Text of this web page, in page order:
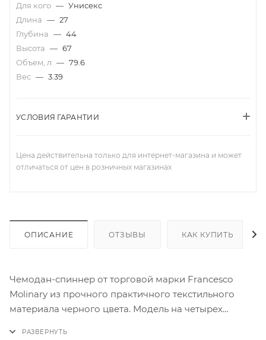
Для кого — Унисекс
Длина — 27
Глубина — 44
Высота — 67
Объем, л — 79.6
Вес — 3.39
УСЛОВИЯ ГАРАНТИИ
Цена действительна только для интернет-магазина и может
отличаться от цен в розничных магазинах
ОПИСАНИЕ ОТЗЫВЫ КАК КУПИТЬ
Чемодан-спиннер от торговой марки Francesco
Molinary из прочного практичного текстильного
материала черного цвета. Модель на четырех